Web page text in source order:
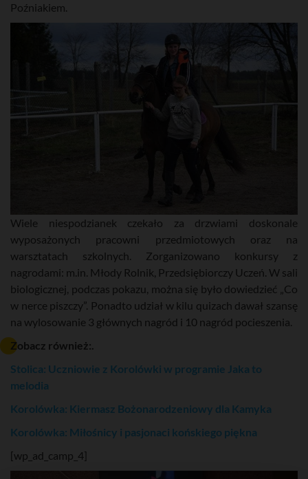
Poźniakiem.
Wiele niespodzianek czekało za drzwiami doskonale
wyposażonych pracowni przedmiotowych oraz na
warsztatach szkolnych. Zorganizowano konkursy z
nagrodami: m.in. Młody Rolnik, Przedsiębiorczy Uczeń. W sali
biologicznej, podczas pokazu, można się było dowiedzieć „Co
w nerce piszczy”. Ponadto udział w kilu quizach dawał szansę
na wylosowanie 3 głównych nagród i 10 nagród pocieszenia.
Zobacz również:.
Stolica: Uczniowie z Korolówki w programie Jaka to
melodia
Korolówka: Kiermasz Bożonarodzeniowy dla Kamyka
Korolówka: Miłośnicy i pasjonaci końskiego piękna
[wp_ad_camp_4]